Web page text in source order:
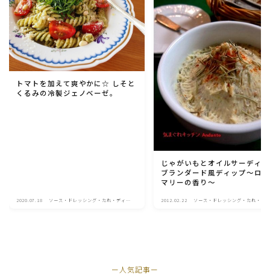
トマトを加えて爽やかに☆ しそと
くるみの冷製ジェノベーゼ。
2020.07.18 ソース・ドレッシング・たれ・ディッ
じゃがいもとオイルサーディ
ブランダード風ディップ～ロ
マリーの香り～
2012.02.22 ソース・ドレッシング・たれ・デ
ー人気記事ー